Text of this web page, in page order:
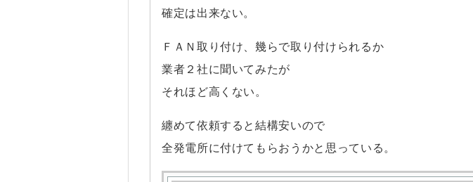
確定は出来ない。
ＦＡＮ取り付け、幾らで取り付けられるか
業者２社に聞いてみたが
それほど高くない。
纏めて依頼すると結構安いので
全発電所に付けてもらおうかと思っている。